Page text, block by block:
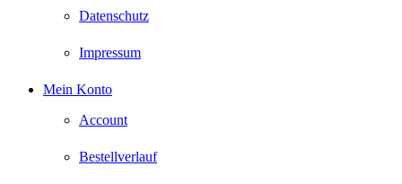
Datenschutz
Impressum
Mein Konto
Account
Bestellverlauf